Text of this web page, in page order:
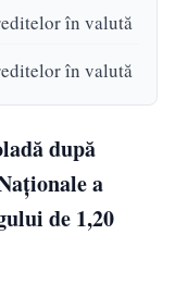
în valută
în valută
după
a
de 1,20